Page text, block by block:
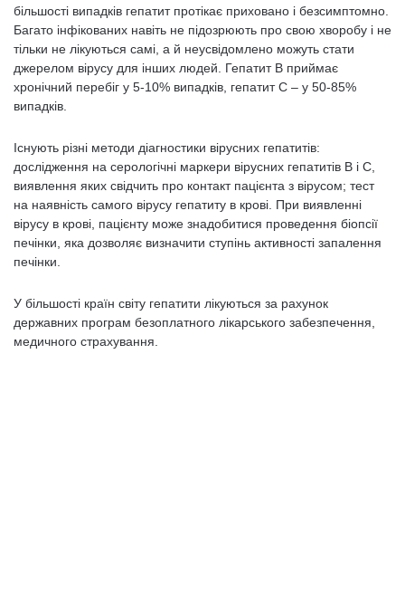
більшості випадків гепатит протікає приховано і безсимптомно.
Багато інфікованих навіть не підозрюють про свою хворобу і не
тільки не лікуються самі, а й неусвідомлено можуть стати
джерелом вірусу для інших людей. Гепатит В приймає
хронічний перебіг у 5-10% випадків, гепатит С – у 50-85%
випадків.
Існують різні методи діагностики вірусних гепатитів:
дослідження на серологічні маркери вірусних гепатитів В і С,
виявлення яких свідчить про контакт пацієнта з вірусом; тест
на наявність самого вірусу гепатиту в крові. При виявленні
вірусу в крові, пацієнту може знадобитися проведення біопсії
печінки, яка дозволяє визначити ступінь активності запалення
печінки.
У більшості країн світу гепатити лікуються за рахунок
державних програм безоплатного лікарського забезпечення,
медичного страхування.